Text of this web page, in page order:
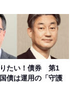
の著作物は、当
に帰属するもの
製、転用、公衆
、商標権などを
す。
りたい！債券 第1
債は運用の「守護